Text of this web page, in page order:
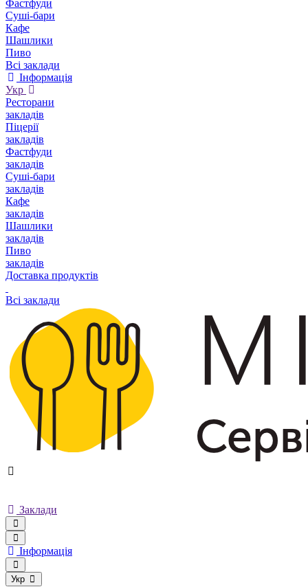
Фастфуди
Суші-бари
Кафе
Шашлики
Пиво
Всі заклади
Інформація
Укр
Ресторани
закладів
Піцерії
закладів
Фастфуди
закладів
Суші-бари
закладів
Кафе
закладів
Шашлики
закладів
Пиво
закладів
Доставка продуктів
Всі заклади
Заклади
Інформація
Укр